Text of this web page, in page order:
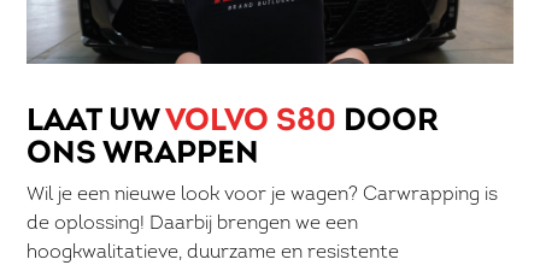
LAAT UWVOLVO S80 DOOR
ONS WRAPPEN
Wil je een nieuwe look voor je wagen? Carwrapping is
de oplossing! Daarbij brengen we een
hoogkwalitatieve, duurzame en resistente